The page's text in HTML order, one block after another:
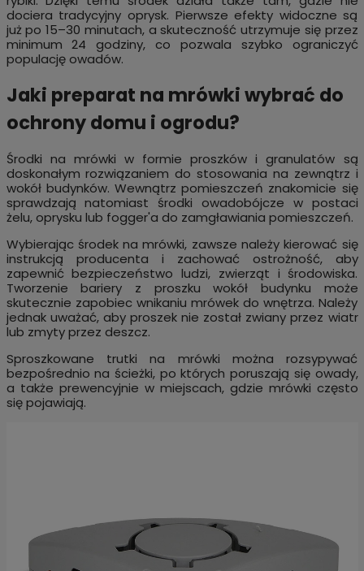
dociera tradycyjny oprysk. Pierwsze efekty widoczne są
już po 15–30 minutach, a skuteczność utrzymuje się przez
minimum 24 godziny, co pozwala szybko ograniczyć
populację owadów.
Jaki preparat na mrówki wybrać do
ochrony domu i ogrodu?
Środki na mrówki w formie proszków i granulatów są
doskonałym rozwiązaniem do stosowania na zewnątrz i
wokół budynków. Wewnątrz pomieszczeń znakomicie się
sprawdzają natomiast środki owadobójcze w postaci
żelu, oprysku lub fogger'a do zamgławiania pomieszczeń.
Wybierając środek na mrówki, zawsze należy kierować się
instrukcją producenta i zachować ostrożność, aby
zapewnić bezpieczeństwo ludzi, zwierząt i środowiska.
Tworzenie bariery z proszku wokół budynku może
skutecznie zapobiec wnikaniu mrówek do wnętrza. Należy
jednak uważać, aby proszek nie został zwiany przez wiatr
lub zmyty przez deszcz.
Sproszkowane trutki na mrówki można rozsypywać
bezpośrednio na ścieżki, po których poruszają się owady,
a także prewencyjnie w miejscach, gdzie mrówki często
się pojawiają.